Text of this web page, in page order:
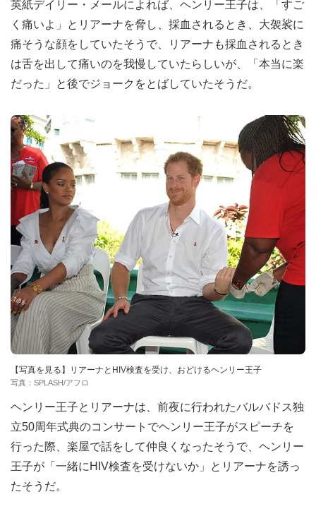
英紙デイリー・メールによれば、ヘンリー王子は、「すご
く痛いよ」とリアーナを脅し、採血されるとき、大袈裟に
痛そうな顔をしていたそうで、リアーナも採血されるとき
は舌を出して痛いのを我慢していたらしいが、「本当に楽
だった」と後でジョークをとばしていたそうだ。
【写真を見る】リアーナとHIV検査を受け、おどけるヘンリー王子
写真：SPLASH/アフロ
ヘンリー王子とリアーナは、前夜に行われたバルバドス独
立50周年式典のコンサートでヘンリー王子がスピーチを
行った際、楽屋で話をして仲良くなったそうで、ヘンリー
王子が「一緒にHIV検査を受けないか」とリアーナを誘っ
たそうだ。